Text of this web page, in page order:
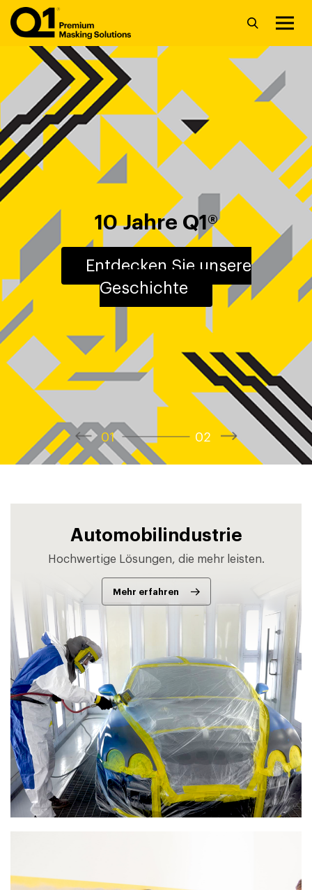
10 Jahre Q1®
Entdecken Sie unsere
Geschichte
1 2
Automobilindustrie
Hochwertige Lösungen, die mehr leisten.
Mehr erfahren